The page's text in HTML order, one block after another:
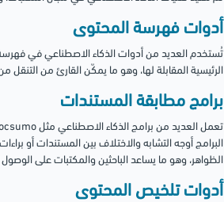
أدوات فهرسة المحتوى
الرئيسية المقابلة لها، وهو ما يمكّن القارئ من
برامج مطابقة المستندات
البرامج أوجه التشابه والاختلاف بين المستندات أو
الظواهر، وهو ما يساعد الباحثين والمكتبات على
أدوات تلخيص المحتوى